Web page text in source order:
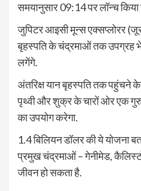
समयानुसार 09:14 पर लॉन्च किया
जुपिटर आइसी मून्स एक्सप्लोरर
बृहस्पति के चंद्रमाओं तक उपग्रह
लगेंगे.
अंतरिक्ष यान बृहस्पति तक पहुंचने के
पृथ्वी और शुक्र के चारों ओर एक
का उपयोग करेगा.
1.4 बिलियन डॉलर की ये योजना
प्रमुख चंद्रमाओं – गेनीमेड,
जीवन हो सकता है.